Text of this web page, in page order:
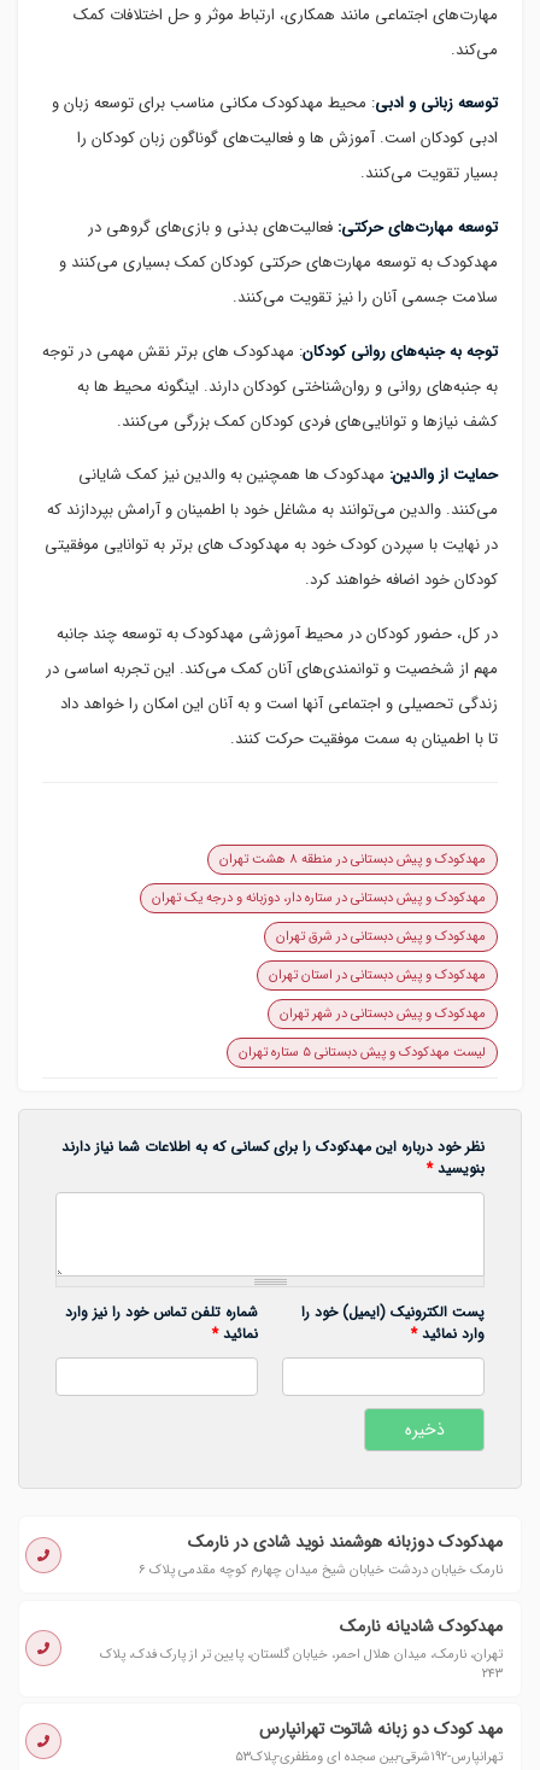
مهارت‌های اجتماعی مانند همکاری، ارتباط موثر و حل اختلافات کمک
می‌کند.
توسعه زبانی و ادبی: محیط مهدکودک مکانی مناسب برای توسعه زبان و
ادبی کودکان است. آموزش ها و فعالیت‌های گوناگون زبان کودکان را
بسیار تقویت می‌کنند.
توسعه مهارت‌های حرکتی: فعالیت‌های بدنی و بازی‌های گروهی در
مهدکودک به توسعه مهارت‌های حرکتی کودکان کمک بسیاری می‌کنند و
سلامت جسمی آنان را نیز تقویت می‌کنند.
توجه به جنبه‌های روانی کودکان: مهدکودک های برتر نقش مهمی در توجه
به جنبه‌های روانی و روان‌شناختی کودکان دارند. اینگونه محیط ها به
کشف نیازها و توانایی‌های فردی کودکان کمک بزرگی می‌کنند.
حمایت از والدین: مهدکودک ها همچنین به والدین نیز کمک شایانی
می‌کنند. والدین می‌توانند به مشاغل خود با اطمینان و آرامش بپردازند که
در نهایت با سپردن کودک خود به مهدکودک های برتر به توانایی موفقیتی
کودکان خود اضافه خواهند کرد.
در کل، حضور کودکان در محیط آموزشی مهدکودک به توسعه چند جانبه
مهم از شخصیت و توانمندی‌های آنان کمک می‌کند. این تجربه اساسی در
زندگی تحصیلی و اجتماعی آنها است و به آنان این امکان را خواهد داد
تا با اطمینان به سمت موفقیت حرکت کنند.
مهدکودک و پیش دبستانی در منطقه ۸ هشت تهران
مهدکودک و پیش دبستانی در ستاره دار، دوزبانه و درجه یک تهران
مهدکودک و پیش دبستانی در شرق تهران
مهدکودک و پیش دبستانی در استان تهران
مهدکودک و پیش دبستانی در شهر تهران
لیست مهدکودک و پیش دبستانی ۵ ستاره تهران
نظر خود درباره این مهدکودک را برای کسانی که به اطلاعات شما نیاز دارند
بنویسید*
پست الکترونیک (ایمیل) خود را
وارد نمائید*
شماره تلفن تماس خود را نیز وارد
نمائید*
مهدکودک دوزبانه هوشمند نوید شادی در نارمک
نارمک خیابان دردشت خیابان شیخ میدان چهارم کوچه مقدمی پلاک ۶
مهدکودک شادیانه نارمک
تهران، نارمک، میدان هلال احمر، خیابان گلستان، پایین تر از پارک فدک، پلاک
۲۴۳
مهد کودک دو زبانه شاتوت تهرانپارس
تهرانپارس-۱۹۲شرقی-بین سجده ای ومظفری-پلاک۵۳